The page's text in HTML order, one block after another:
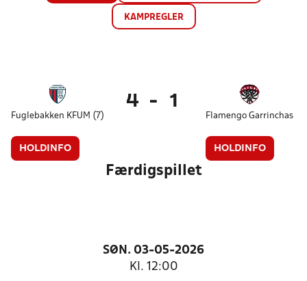
KAMPREGLER
Fuglebakken KFUM (7)
HOLDINFO
4 - 1
Flamengo Garrinchas
HOLDINFO
Færdigspillet
SØN. 03-05-2026
Kl. 12:00